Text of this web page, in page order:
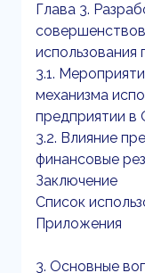
Глава 3.
3.1.
механизма
предприятии
3.2. Влияние
финансовые
Заключение
Список
Приложения
3. Основные